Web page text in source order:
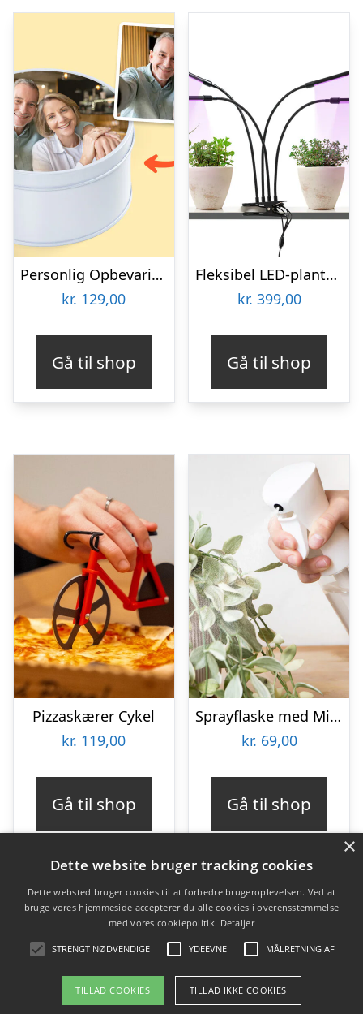
Personlig Opbevaringsboks i Metal med Billede – Rund
kr. 129,00
Gå til shop
Fleksibel LED-plantelampe – KitchPro
kr. 399,00
Gå til shop
Pizzaskærer Cykel
kr. 119,00
Gå til shop
Sprayflaske med Mist
kr. 69,00
Gå til shop
Varekategorier
Produkter
×
Dette website bruger tracking cookies
Dette websted bruger cookies til at forbedre brugeroplevelsen. Ved at
bruge vores hjemmeside accepterer du alle cookies i overensstemmelse
med vores cookiepolitik. Detaljer
STRENGT NØDVENDIGE YDEEVNE MÅLRETNING AF
TILLAD COOKIES TILLAD IKKE COOKIES